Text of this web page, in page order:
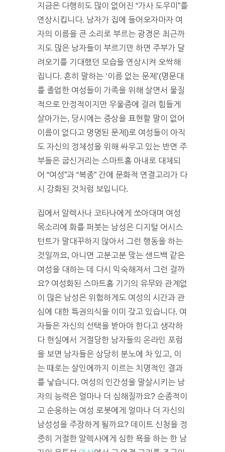
지금은 다행히도 많이 없어진 “가사 도우미”를
연상시킵니다. 남자가 집에 들어오자마자 여
자의 이름을 큰 소리로 부르는 광경은 최근까
지도 많은 남자들이 부르기만 하면 주부가 달
려오기를 기대했던 모습을 연상시켜 오싹해
집니다. 흔히 말하는 ‘이름 없는 문제’(명문대
를 졸업한 여성들이 가족을 위해 살면서 물질
적으로 안정적이지만 우울증에 걸려 힘들게
살아가는, 당시에는 증상을 표현할 말이 없어
이름이 없다고 명명된 문제)로 여성들이 아직
도 자신의 정체성을 위해 싸우고 있는 반면 주
부들은 굽신거리는 스마트홈 아내로 대체되
어 “여성”과 “복종” 간에 문화적 연결고리가 다
시 강화된 것처럼 보입니다.
집에서 알렉사나 코타나에게 쏘아대며 여성
목소리에 화를 퍼붓는 남성은 디지털 어시스
턴트가 말대꾸하지 않아서 그런 행동을 하는
것일까요, 아니면 고분고분 맞는 샌드백 같은
여성을 대하는 데 다시 익숙해져서 그런 걸까
요? 여성화된 스마트홈 기기의 유무와 관계없
이 많은 남성은 위험하게도 여성의 시간과 관
심에 대한 특권의식을 이미 갖고 있습니다. 여
자들은 자신의 선택을 받아야 한다고 생각하
다 현실에서 거절당한 남자들의 온라인 포럼
을 보면 남자들은 상당히 분노에 차 있고, 이
는 때로는 살인에까지 이르는 치명적인 결과
를 낳습니다. 여성의 인간성을 말살시키는 남
자의 능력은 얼마나 더 심해질까요? 순종적이
고 순응하는 여성 로봇에게 얼마나 더 자신의
남성성을 주장하게 될까요? 데이트 신청을 정
중히 거절한 알렉사에게 심한 욕을 하는 한 남